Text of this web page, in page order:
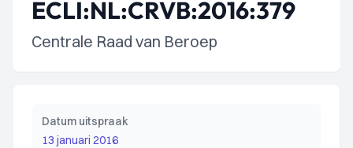
ECLI:NL:CRVB:2016:379
Centrale Raad van Beroep
Datum uitspraak
13 januari 2016